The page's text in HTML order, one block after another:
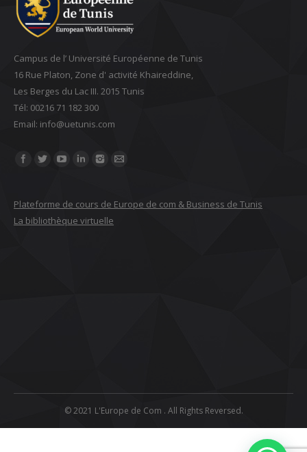
Campus de l’ Université Européenne de Tunis
16 Rue Platon, Zone d' activité Khaireddine,
Les Berges du Lac III. 2015 Tunis
Tél: 00216 71 182 300
Email: ‎info@uetunis.com
Find us on:
Plateforme de cours de Europe de com & Business de Tunis
La bibliothèque virtuelle
© 2021 L'Europe de Com . All Rights Reversed.